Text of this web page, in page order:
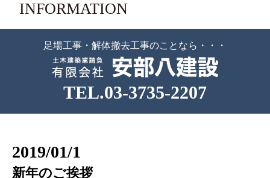
INFORMATION
足場工事・解体撤去工事のことなら・・・
TEL.03-3735-2207
2019/01/1
新年のご挨拶